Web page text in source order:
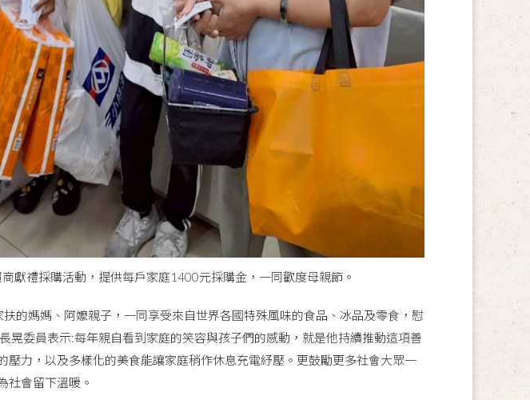
獻禮採購活動，提供每戶家庭1400元採購金，一同歡度母親節。
的媽媽、阿嬤親子，一同享受來自世界各國特殊風味的食品、冰品及零食，慰
晃委員表示:每年親自看到家庭的笑容與孩子們的感動，就是他持續推動這項善
壓力，以及多樣化的美食能讓家庭稍作休息充電紓壓。更鼓勵更多社會大眾一
社會留下溫暖。